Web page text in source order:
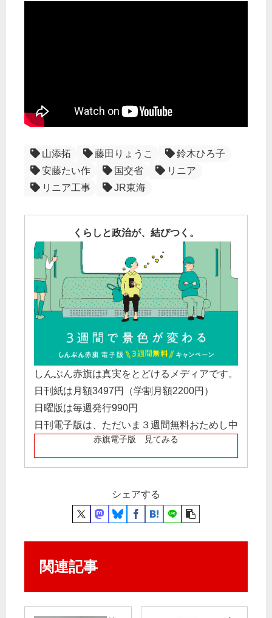
山添拓 藤田りょうこ
鈴木ひろ子
安藤たい作
国交省
リニア
リニア工事
JR東海
くらしと政治が、結びつく。
しんぶん赤旗は真実をとどけるメディアです。
日刊紙は月額3497円（学割月額2200円）
日曜版は毎週発行990円
日刊電子版は、ただいま３週間無料おためし中
赤旗電子版 見てみる
シェアする
関連記事